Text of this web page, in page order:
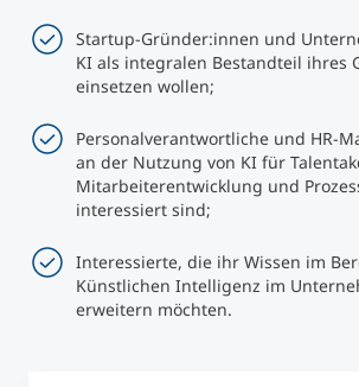
Startup-Gründer:innen und
KI als integralen Bestandteil ihres
einsetzen wollen;
Personalverantwortliche und HR-
an der Nutzung von KI für
Mitarbeiterentwicklung und
interessiert sind;
Interessierte, die ihr Wissen im
Künstlichen Intelligenz im
erweitern möchten.